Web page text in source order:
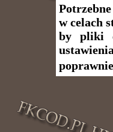
w celach
by pliki